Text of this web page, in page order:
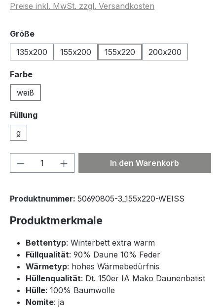
Preise inkl. MwSt. zzgl. Versandkosten
Größeauswählen
135x200
155x200 155x220 200x200
Farbeauswählen
weiß
Füllung
g
Produkt Anzahl: Gib denIn den Warenkorb
Produktnummer: 50690805-3_155x220-WEISS
Produktmerkmale
Bettentyp: Winterbett extra warm
Füllqualität: 90% Daune 10% Feder
Wärmetyp: hohes Wärmebedürfnis
Hüllenqualität: Dt. 150er IA Mako Daunenbatist
Hülle: 100% Baumwolle
Nomite: ja